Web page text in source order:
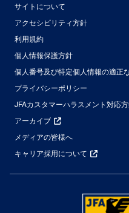
サイトについて
アクセシビリティ方針
利用規約
個人情報保護方針
個人番号及び特定個人情報の適正
プライバシーポリシー
JFAカスタマーハラスメント対応
アーカイブ
メディアの皆様へ
キャリア採用について